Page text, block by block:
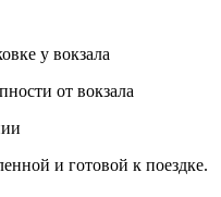
у вокзала
от вокзала
и готовой к поездке.